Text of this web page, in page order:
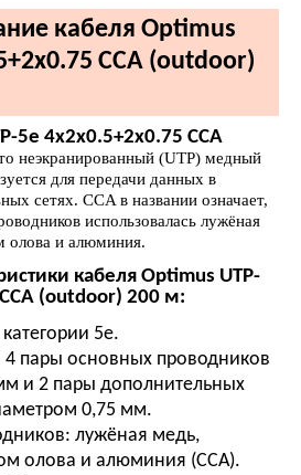
кабеля Optimus
CCA (outdoor)
5e 4x2x0.5+2x0.75 CCA
неэкранированный (UTP) медный
для передачи данных в
сетях. CCA в названии означает,
использовалась лужёная
олова и алюминия.
кабеля Optimus UTP-
(outdoor) 200 м:
5е.
4 пары основных проводников
и 2 пары дополнительных
0,75 мм.
лужёная медь,
олова и алюминия (CCA).